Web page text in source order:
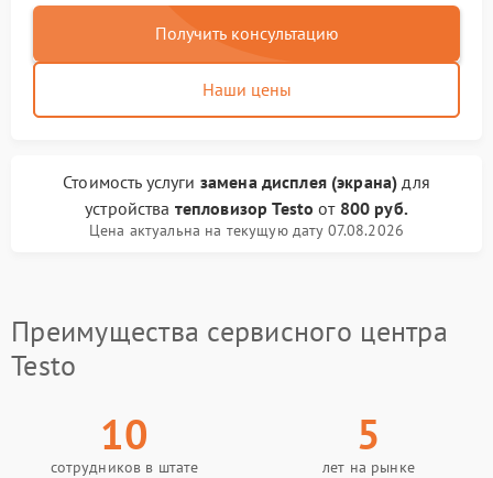
Получить консультацию
Наши цены
Стоимость услуги замена дисплея (экрана) для
устройства тепловизор Testo от 800 руб.
Цена актуальна на текущую дату 07.08.2026
Преимущества сервисного центра
Testo
10
сотрудников в штате
5
лет на рынке